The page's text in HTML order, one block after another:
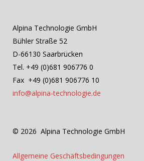
Alpina Technologie GmbH
Bühler Straße 52
D-66130 Saarbrücken
Tel. +49 (0)681 906776 0
Fax +49 (0)681 906776 10
info@alpina-technologie.de
© 2026 Alpina Technologie GmbH
Allgemeine Geschäftsbedingungen